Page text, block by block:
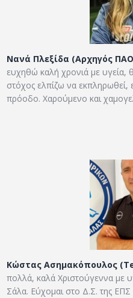
Νανά Πλεξίδα (Αρχηγός
ευχηθώ καλή χρονιά με υγεία,
στόχος ελπίζω να εκπληρωθεί,
πρόοδο. Χαρούμενο και
Κώστας Ασημακόπουλος
πολλά, καλά Χριστούγεννα με
Σάλα. Εύχομαι στο Δ.Σ. της ΕΠΣ